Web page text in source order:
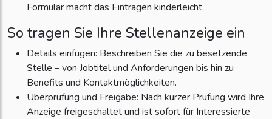
Formular macht das Eintragen kinderleicht.
So tragen Sie Ihre Stellenanzeige ein
Details einfügen: Beschreiben Sie die zu besetzende
Stelle – von Jobtitel und Anforderungen bis hin zu
Benefits und Kontaktmöglichkeiten.
Überprüfung und Freigabe: Nach kurzer Prüfung wird Ihre
Anzeige freigeschaltet und ist sofort für Interessierte